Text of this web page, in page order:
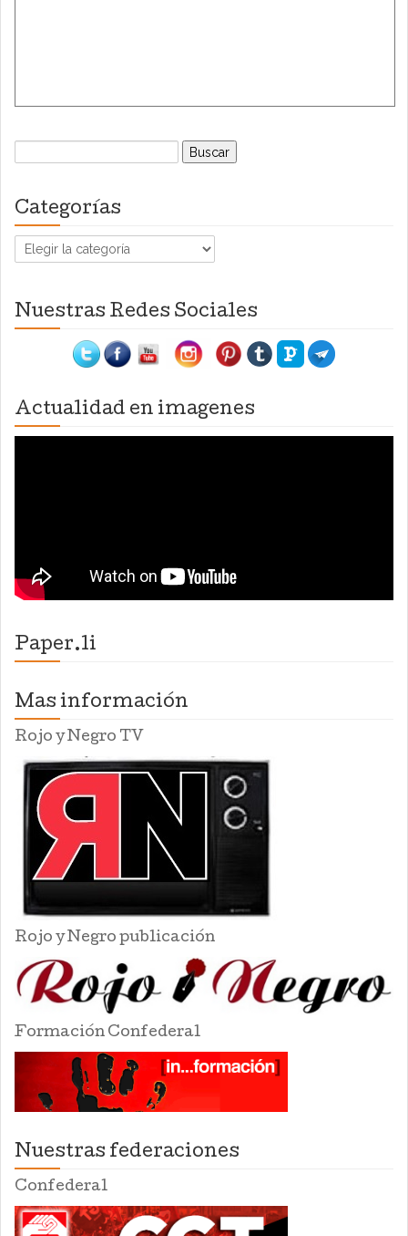
Buscar:
Categorías
Categorías
Nuestras Redes Sociales
Actualidad en imagenes
Paper.li
Mas información
Rojo y Negro TV
Rojo y Negro publicación
Formación Confederal
Nuestras federaciones
Confederal